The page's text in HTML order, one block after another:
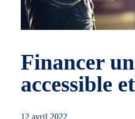
Financer
accessible
12 avril 2022